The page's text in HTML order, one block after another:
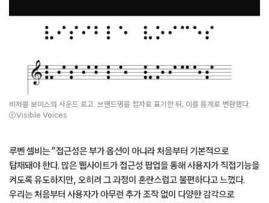
비저블 보이스의 사운드 로고. 브랜드명을 점자로 표기한 뒤, 이를 음계로 변환했다.
ⓒVisible Voices
루벤 셀비는 “접근성은 부가 옵션이 아니라 처음부터 기본적으로
탑재돼야 한다. 많은 웹사이트가 접근성 팝업을 통해 사용자가 직접기능을
켜도록 유도하지만, 오히려 그 과정이 혼란스럽고 불편하다고 느꼈다.
우리는 처음부터 사용자가 아무런 추가 조작 없이 다양한 감각으로